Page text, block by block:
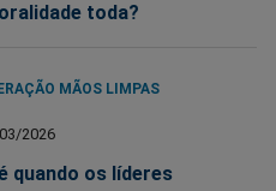
toda?
MÃOS LIMPAS
2026
quando os líderes